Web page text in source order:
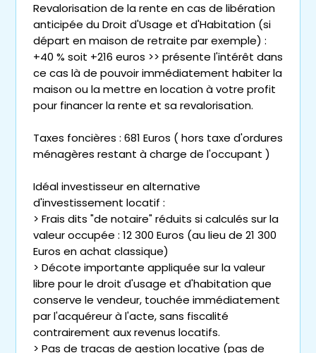
Revalorisation de la rente en cas de libération
anticipée du Droit d'Usage et d'Habitation (si
départ en maison de retraite par exemple) :
+40 % soit +216 euros >> présente l'intérêt dans
ce cas là de pouvoir immédiatement habiter la
maison ou la mettre en location à votre profit
pour financer la rente et sa revalorisation.
Taxes foncières : 681 Euros ( hors taxe d'ordures
ménagères restant à charge de l'occupant )
Idéal investisseur en alternative
d'investissement locatif :
> Frais dits "de notaire" réduits si calculés sur la
valeur occupée : 12 300 Euros (au lieu de 21 300
Euros en achat classique)
> Décote importante appliquée sur la valeur
libre pour le droit d'usage et d'habitation que
conserve le vendeur, touchée immédiatement
par l'acquéreur à l'acte, sans fiscalité
contrairement aux revenus locatifs.
> Pas de tracas de gestion locative (pas de